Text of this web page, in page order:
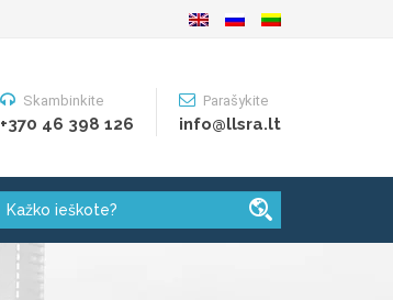
Skambinkite
+370 46 398 126
Parašykite
info@llsra.lt